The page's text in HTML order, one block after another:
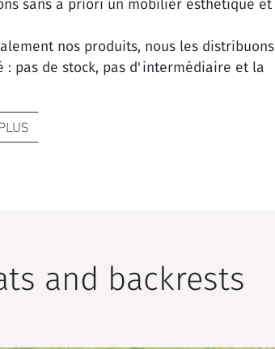
sans a priori un mobilier esthétique et
nos produits, nous les distribuons
pas de stock, pas d'intermédiaire et la
and backrests